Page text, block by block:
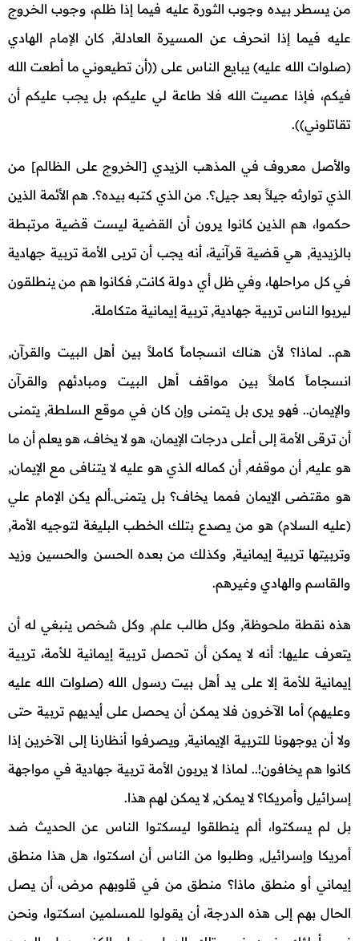
من يسطر بيده وجوب الثورة عليه فيما إذا ظلم، وجوب الخروج
عليه فيما إذا انحرف عن المسيرة العادلة, كان الإمام الهادي
(صلوات الله عليه) يبايع الناس على ((أن تطيعوني ما أطعت الله
فيكم، فإذا عصيت الله فلا طاعة لي عليكم، بل يجب عليكم أن
تقاتلوني)).
والأصل معروف في المذهب الزيدي [الخروج على الظالم] من
الذي توارثه جيلاً بعد جيل؟. من الذي كتبه بيده؟. هم الأئمة الذين
حكموا، هم الذين كانوا يرون أن القضية ليست قضية مرتبطة
بالزيدية, هي قضية قرآنية، أنه يجب أن تربى الأمة تربية جهادية
في كل مراحلها، وفي ظل أي دولة كانت, فكانوا هم من ينطلقون
ليربوا الناس تربية جهادية, تربية إيمانية متكاملة.
هم.. لماذا؟ لأن هناك انسجاماً كاملاً بين أهل البيت والقرآن,
انسجاماً كاملاً بين مواقف أهل البيت ومبادئهم والقرآن
والإيمان.. فهو يرى بل يتمنى وإن كان في موقع السلطة, يتمنى
أن ترقى الأمة إلى أعلى درجات الإيمان، هو لا يخاف، هو يعلم أن ما
هو عليه, أن موقفه, أن كماله الذي هو عليه لا يتنافى مع الإيمان,
هو مقتضى الإيمان فمما يخاف؟ بل يتمنى.ألم يكن الإمام علي
(عليه السلام) هو من يصدع بتلك الخطب البليغة لتوجيه الأمة,
وتربيتها تربية إيمانية, وكذلك من بعده الحسن والحسين وزيد
والقاسم والهادي وغيرهم.
هذه نقطة ملحوظة, وكل طالب علم, وكل شخص ينبغي له أن
يتعرف عليها: أنه لا يمكن أن تحصل تربية إيمانية للأمة، تربية
إيمانية للأمة إلا على يد أهل بيت رسول الله (صلوات الله عليه
وعليهم) أما الآخرون فلا يمكن أن يحصل على أيديهم تربية حتى
ولا أن يوجهونا للتربية الإيمانية, ويصرفوا أنظارنا إلى الآخرين إذا
كانوا هم يخافون!.. لماذا لا يربون الأمة تربية جهادية في مواجهة
إسرائيل وأمريكا؟ لا يمكن, لا يمكن لهم هذا.
بل لم يسكتوا، ألم ينطلقوا ليسكتوا الناس عن الحديث ضد
أمريكا وإسرائيل, وطلبوا من الناس أن اسكتوا، هل هذا منطق
إيماني أو منطق ماذا؟ منطق من في قلوبهم مرض، أن يصل
الحال بهم إلى هذه الدرجة، أن يقولوا للمسلمين اسكتوا، ونحن